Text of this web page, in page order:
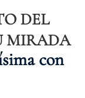
DEL
MIRADA
con